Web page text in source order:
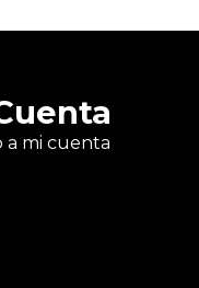
a mi cuenta